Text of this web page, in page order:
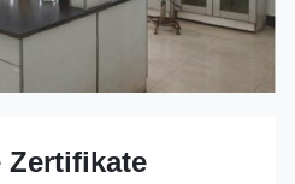
Zertifikate